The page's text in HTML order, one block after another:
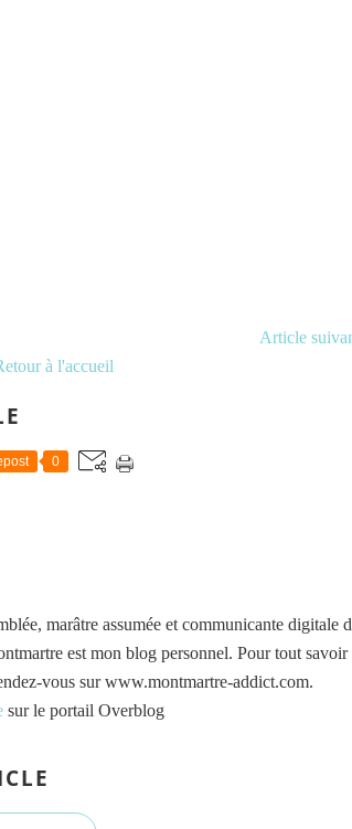
Article
à l'accueil
0
marâtre assumée et communicante digitale
est mon blog personnel. Pour tout savoir
vous sur www.montmartre-addict.com.
sur le portail Overblog